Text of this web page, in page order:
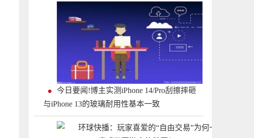
今日要闻!博主实测iPhone 14/Pro刮擦摔砸
与iPhone 13的玻璃耐用性基本一致